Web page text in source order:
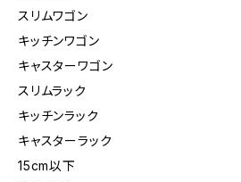
スリムワゴン
キッチンワゴン
キャスターワゴン
スリムラック
キッチンラック
キャスターラック
15cm以下